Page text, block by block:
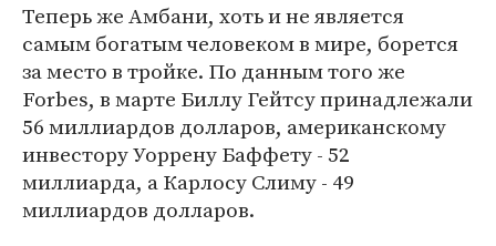
Теперь же Амбани, хоть и не является
самым богатым человеком в мире, борется
за место в тройке. По данным того же
Forbes, в марте Биллу Гейтсу принадлежали
56 миллиардов долларов, американскому
инвестору Уоррену Баффету - 52
миллиарда, а Карлосу Слиму - 49
миллиардов долларов.